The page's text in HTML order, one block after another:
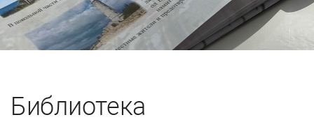
Библиотека